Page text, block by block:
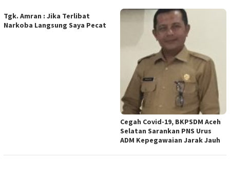
Tgk. Amran : Jika Terlibat
Narkoba Langsung Saya Pecat
Cegah Covid-19, BKPSDM Aceh
Selatan Sarankan PNS Urus
ADM Kepegawaian Jarak Jauh